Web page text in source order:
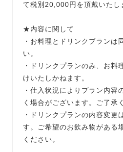
て税別20,000円を頂戴いたし
★内容に関して
・お料理とドリンクプランは
い。
・ドリンクプランのみ、お料
けいたしかねます。
・仕入状況によりプラン内容
く場合がございます。ご了承
・ドリンクプランの内容変更
す。ご希望のお飲み物がある
ください。